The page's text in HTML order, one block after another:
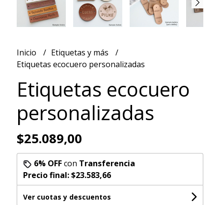
Inicio
Etiquetas y más
Etiquetas ecocuero personalizadas
Etiquetas ecocuero
personalizadas
$25.089,00
6% OFFcon Transferencia
Precio final:$23.583,66
Ver cuotas y descuentos